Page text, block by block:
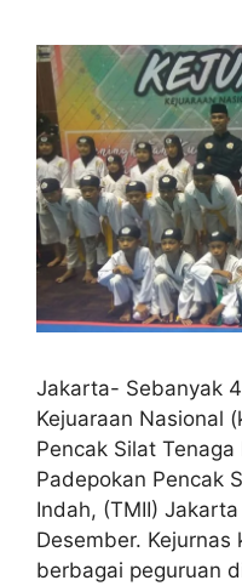
Jakarta- Sebanyak
Kejuaraan Nasional
Pencak Silat Tenaga
Padepokan Pencak
Indah, (TMII)
Desember.
berbagai peguruan